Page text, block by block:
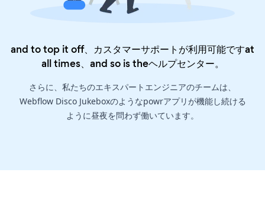
and to top it off、カスタマーサポートが利用可能ですat
all times、and so is theヘルプセンター。
さらに、私たちのエキスパートエンジニアのチームは、
Webflow Disco Jukeboxのようなpowrアプリが機能し続ける
ように昼夜を問わず働いています。